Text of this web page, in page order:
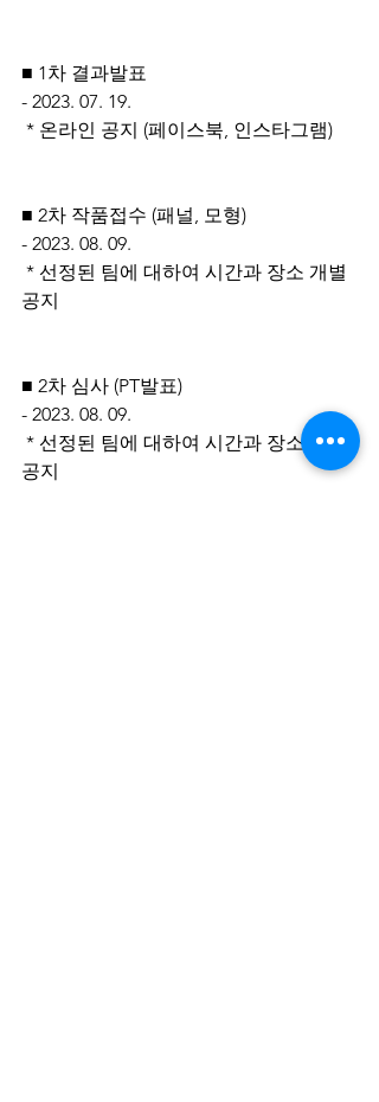
■ 1차 결과발표
- 2023. 07. 19.
* 온라인 공지 (페이스북, 인스타그램)
■ 2차 작품접수 (패널, 모형)
- 2023. 08. 09.
공지
■ 2차 심사 (PT발표)
- 2023. 08. 09.
공지